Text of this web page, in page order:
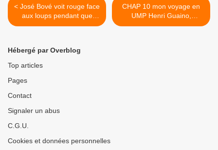
< José Bové voit rouge face
aux loups pendant que
Cécile Duflot distribue du
CHAP 10 mon voyage en
UMP Henri Guaino,
tripotant son téléphone,
Hébergé par Overblog
Top articles
Pages
Contact
Signaler un abus
C.G.U.
Cookies et données personnelles